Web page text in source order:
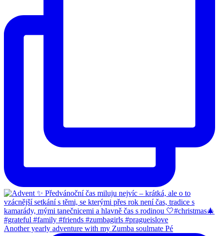
Another yearly adventure with my Zumba soulmate Pé